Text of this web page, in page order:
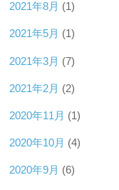
2021年8月 (1)
2021年5月 (1)
2021年3月 (7)
2021年2月 (2)
2020年11月 (1)
2020年10月 (4)
2020年9月 (6)